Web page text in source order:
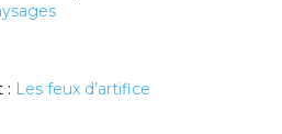
: Les feux d’artifice